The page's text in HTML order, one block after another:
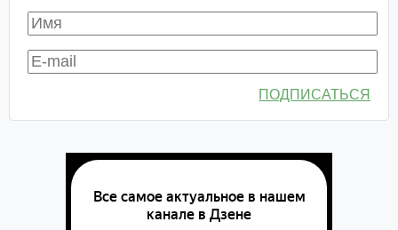
ПОДПИСАТЬСЯ